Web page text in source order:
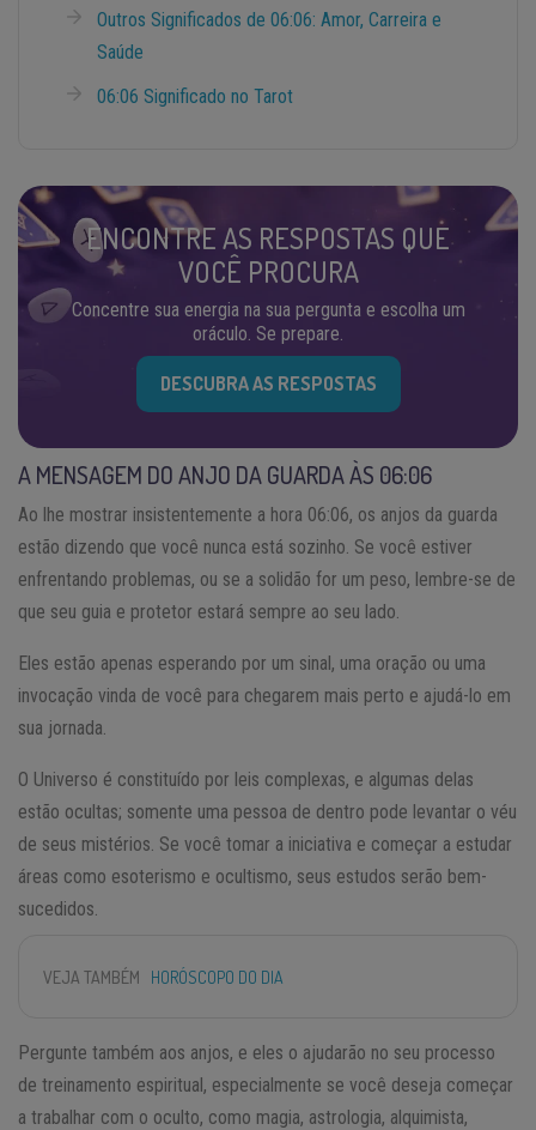
Outros Significados de 06:06: Amor, Carreira e
Saúde
06:06 Significado no Tarot
ENCONTRE AS RESPOSTAS QUE
VOCÊ PROCURA
Concentre sua energia na sua pergunta e escolha um
oráculo. Se prepare.
DESCUBRA AS RESPOSTAS
A MENSAGEM DO ANJO DA GUARDA ÀS 06:06
Ao lhe mostrar insistentemente a hora 06:06, os anjos da guarda
estão dizendo que você nunca está sozinho. Se você estiver
enfrentando problemas, ou se a solidão for um peso, lembre-se de
que seu guia e protetor estará sempre ao seu lado.
Eles estão apenas esperando por um sinal, uma oração ou uma
invocação vinda de você para chegarem mais perto e ajudá-lo em
sua jornada.
O Universo é constituído por leis complexas, e algumas delas
estão ocultas; somente uma pessoa de dentro pode levantar o véu
de seus mistérios. Se você tomar a iniciativa e começar a estudar
áreas como esoterismo e ocultismo, seus estudos serão bem-
sucedidos.
VEJA TAMBÉM HORÓSCOPO DO DIA
Pergunte também aos anjos, e eles o ajudarão no seu processo
de treinamento espiritual, especialmente se você deseja começar
a trabalhar com o oculto, como magia, astrologia, alquimista,